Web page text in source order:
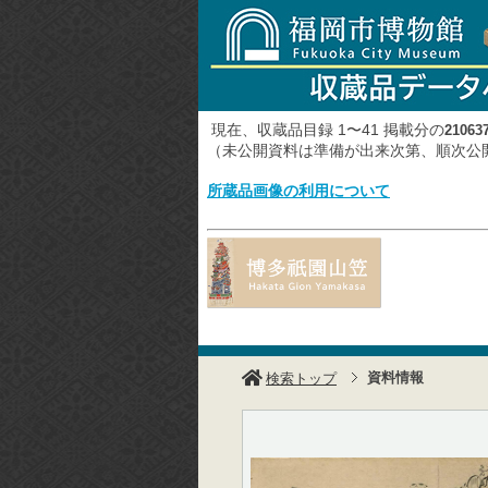
現在、収蔵品目録 1〜41 掲載分の
（未公開資料は準備が出来次第、順次
所蔵品画像の利用について
検索トップ 資料情報